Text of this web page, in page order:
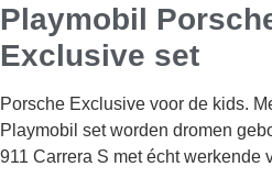
Playmobil
Exclusive set
Porsche Exclusive voor de kids.
Playmobil set worden dromen
911 Carrera S met écht werkende